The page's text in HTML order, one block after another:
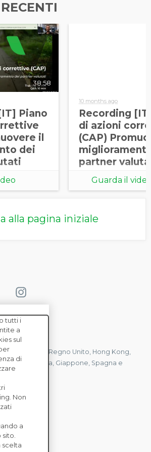
38:58
Piano
il
dei
10 months ago
Recording
di azioni
(CAP)
partner
Guarda il
alla pagina iniziale
Stati Uniti, Regno Unito, Hong Kong,
Germania, Giappone, Spagna e
tutti i
a
sul
di
Non
a
scelta